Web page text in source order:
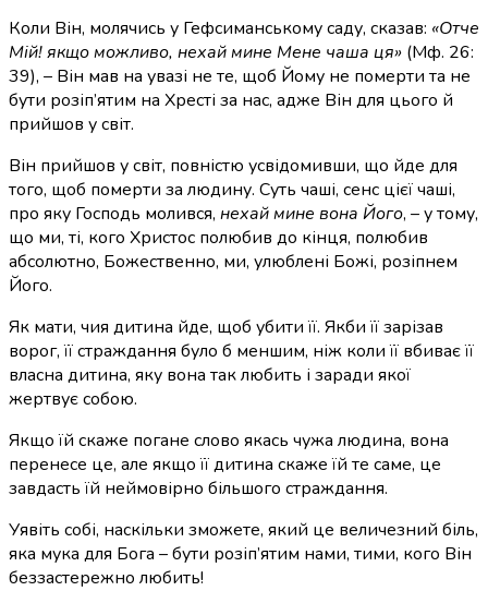
Коли Він, молячись у Гефсиманському саду, сказав: «Отче
Мій! якщо можливо, нехай мине Мене чаша ця» (Мф. 26:
39), – Він мав на увазі не те, щоб Йому не померти та не
бути розіп’ятим на Хресті за нас, адже Він для цього й
прийшов у світ.
Він прийшов у світ, повністю усвідомивши, що йде для
того, щоб померти за людину. Суть чаші, сенс цієї чаші,
про яку Господь молився, нехай мине вона Його, – у тому,
що ми, ті, кого Христос полюбив до кінця, полюбив
абсолютно, Божественно, ми, улюблені Божі, розіпнем
Його.
Як мати, чия дитина йде, щоб убити її. Якби її зарізав
ворог, її страждання було б меншим, ніж коли її вбиває її
власна дитина, яку вона так любить і заради якої
жертвує собою.
Якщо їй скаже погане слово якась чужа людина, вона
перенесе це, але якщо її дитина скаже їй те саме, це
завдасть їй неймовірно більшого страждання.
Уявіть собі, наскільки зможете, який це величезний біль,
яка мука для Бога – бути розіп’ятим нами, тими, кого Він
беззастережно любить!